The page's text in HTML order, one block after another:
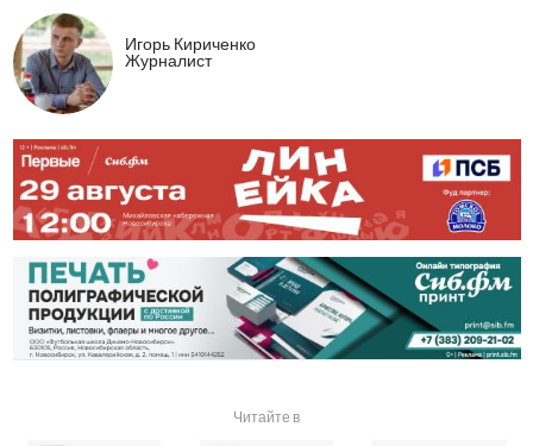
Игорь Кириченко
Журналист
Читайте в